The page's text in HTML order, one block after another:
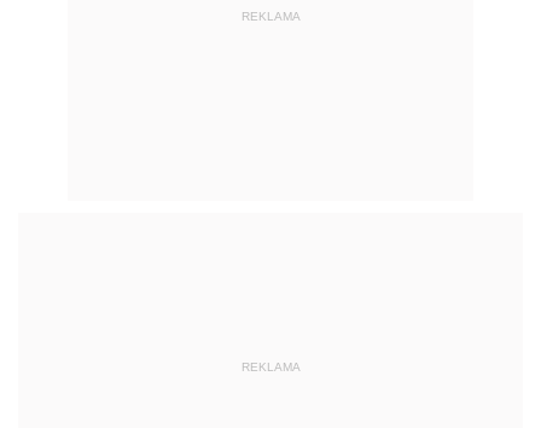
REKLAMA
REKLAMA